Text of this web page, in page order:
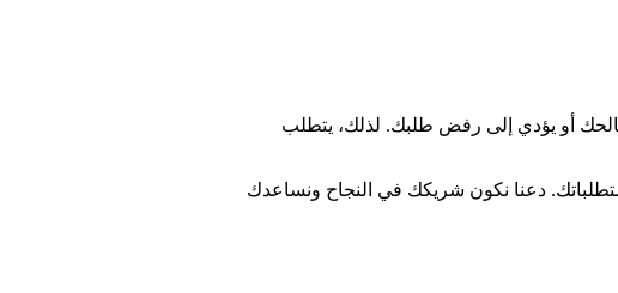
أو يؤدي إلى رفض طلبك. لذلك، يتطلب
دعنا نكون شريكك في النجاح ونساعدك